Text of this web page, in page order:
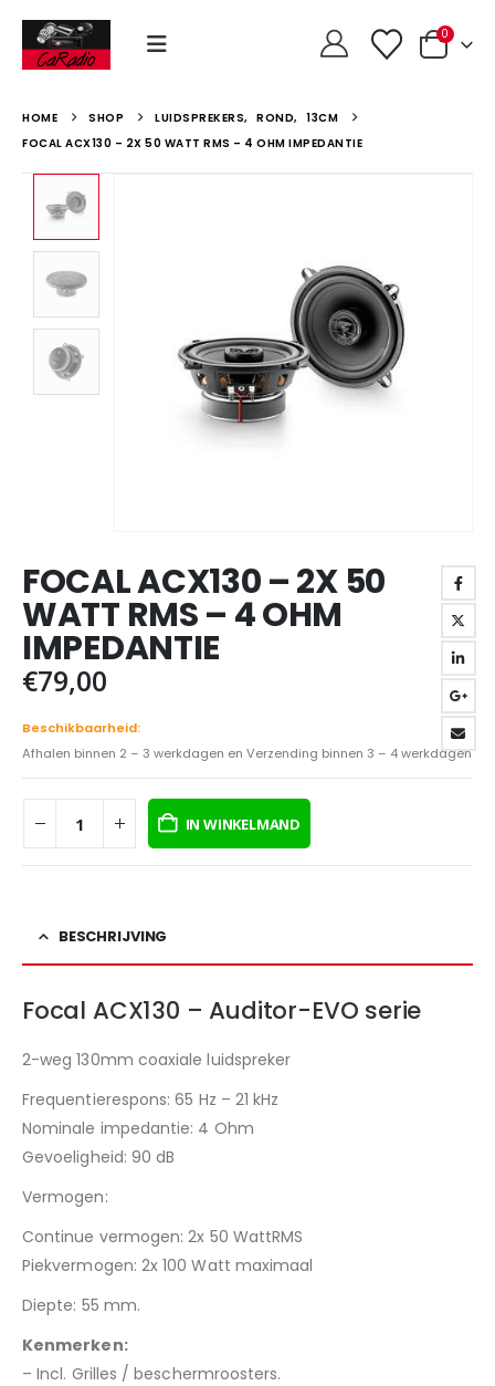
0
HOME SHOP LUIDSPREKERS, ROND, 13CM
FOCAL ACX130 – 2X 50 WATT RMS – 4 OHM IMPEDANTIE
FOCAL ACX130 – 2X 50
WATT RMS – 4 OHM
IMPEDANTIE
€79,00
Beschikbaarheid:
Afhalen binnen 2 – 3 werkdagen en Verzending binnen 3 – 4 werkdagen
IN WINKELMAND
BESCHRIJVING
Focal ACX130 – Auditor-EVO serie
2-weg 130mm coaxiale luidspreker
Frequentierespons: 65 Hz – 21 kHz
Nominale impedantie: 4 Ohm
Gevoeligheid: 90 dB
Vermogen:
Continue vermogen: 2x 50 WattRMS
Piekvermogen: 2x 100 Watt maximaal
Diepte: 55 mm.
Kenmerken:
– Incl. Grilles / beschermroosters.